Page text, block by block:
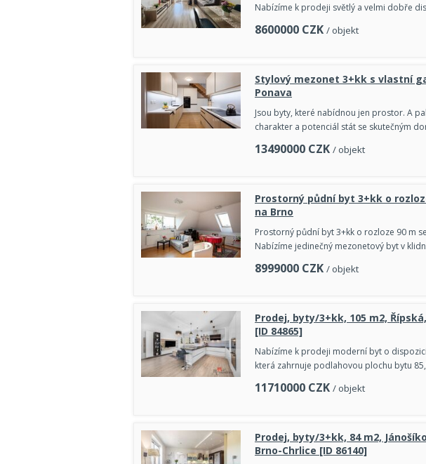
Nabízíme k prodeji světlý a velmi dobře
8600000 CZK / objekt
Stylový mezonet 3+kk s vlastní
Ponava
Jsou byty, které nabídnou jen prostor. A
charakter a potenciál stát se skutečným
13490000 CZK / objekt
Prostorný půdní byt 3+kk o
na Brno
Prostorný půdní byt 3+kk o rozloze 90 m
Nabízíme jedinečný mezonetový byt v
8999000 CZK / objekt
Prodej, byty/3+kk, 105 m2,
[ID 84865]
Nabízíme k prodeji moderní byt o
která zahrnuje podlahovou plochu bytu
11710000 CZK / objekt
Prodej, byty/3+kk, 84 m2,
Brno-Chrlice [ID 86140]